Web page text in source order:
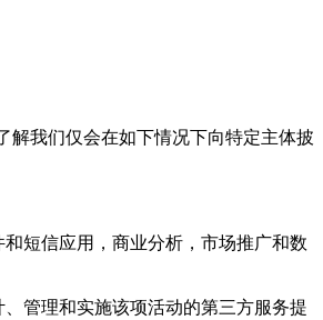
我们仅会在如下情况下向特定主体披
短信应用，商业分析，市场推广和数
管理和实施该项活动的第三方服务提